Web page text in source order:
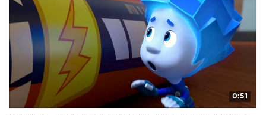
0:51